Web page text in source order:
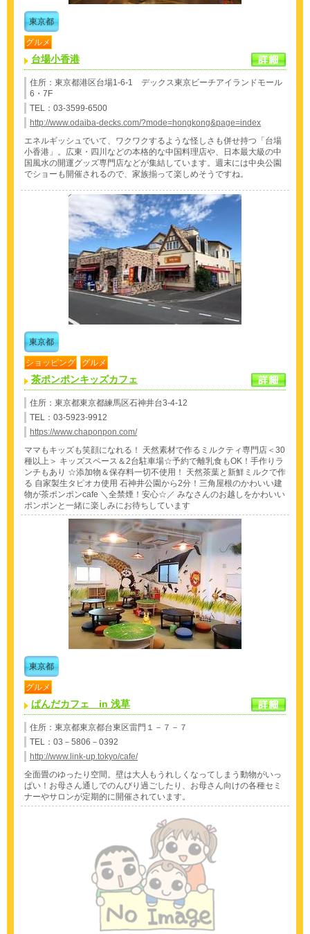
東京都
グルメ
台場小香港
住所：東京都港区台場1-6-1 デックス東京ビーチアイランドモール
6・7F
TEL：03-3599-6500
http://www.odaiba-decks.com/?mode=hongkong&page=index
エネルギッシュでいて、ワクワクするような怪しさも併せ持つ「台場
小香港」。広東・四川などの本格的な中国料理店や、日本最大級の中
国風水の開運グッズ専門店などが集結しています。週末には中央公園
でショーも開催されるので、家族揃って楽しめそうですね。
東京都
ショッピング グルメ
茶ポンポンキッズカフェ
住所：東京都東京都練馬区石神井台3-4-12
TEL：03-5923-9912
https://www.chaponpon.com/
ママもキッズも笑顔になれる！ 天然素材で作るミルクティ専門店＜30
種以上＞ キッズスペース＆2台駐車場☆予約で離乳食もOK！手作りラ
ンチもあり ☆添加物＆保存料一切不使用！ 天然茶葉と新鮮ミルクで作
る 自家製生タピオカ使用 石神井公園から2分！三角屋根のかわいい建
物が茶ポンポンcafe ＼全禁煙！安心☆／ みなさんのお越しをかわいい
ポンポンと一緒に楽しみにお待ちしています
東京都
グルメ
ぱんだカフェ in 浅草
住所：東京都東京都台東区雷門１－７－７
TEL：03－5806－0392
http://www.link-up.tokyo/cafe/
全面畳のゆったり空間。壁は大人もうれしくなってしまう動物がいっ
ぱい！お母さん通しでのんびり過ごしたり、お母さん向けの各種セミ
ナーやサロンが定期的に開催されています。